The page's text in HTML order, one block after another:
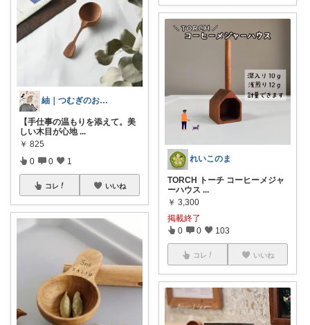
紬｜つむぎのおうち時間
【手仕事の温もりを添えて。美
しい木目が心地 ...
￥ 825
0 0 1
コレ いいね
れいこのま
TORCH トーチ コーヒーメジャ
ーハウス ...
￥ 3,300
掲載終了
0 0 103
コレ いいね